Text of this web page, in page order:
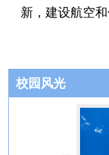
新，建设航空
校园风光